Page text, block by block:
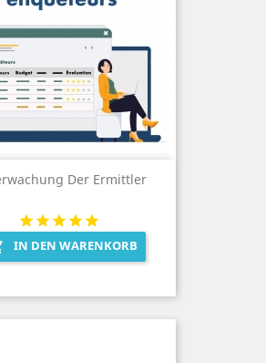
Der Ermittler
IN DEN WARENKORB